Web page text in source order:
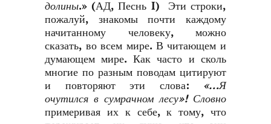
долины.» (АД, Песнь I) Эти строки,
пожалуй, знакомы почти каждому
начитанному человеку, можно
сказать, во всем мире. В читающем и
думающем мире. Как часто и сколь
многие по разным поводам цитируют
и повторяют эти слова: «…Я
очутился в сумрачном лесу»! Словно
примеривая их к себе, к тому, что